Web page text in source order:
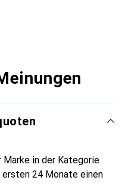
in der Kategorie
24 Monate einen